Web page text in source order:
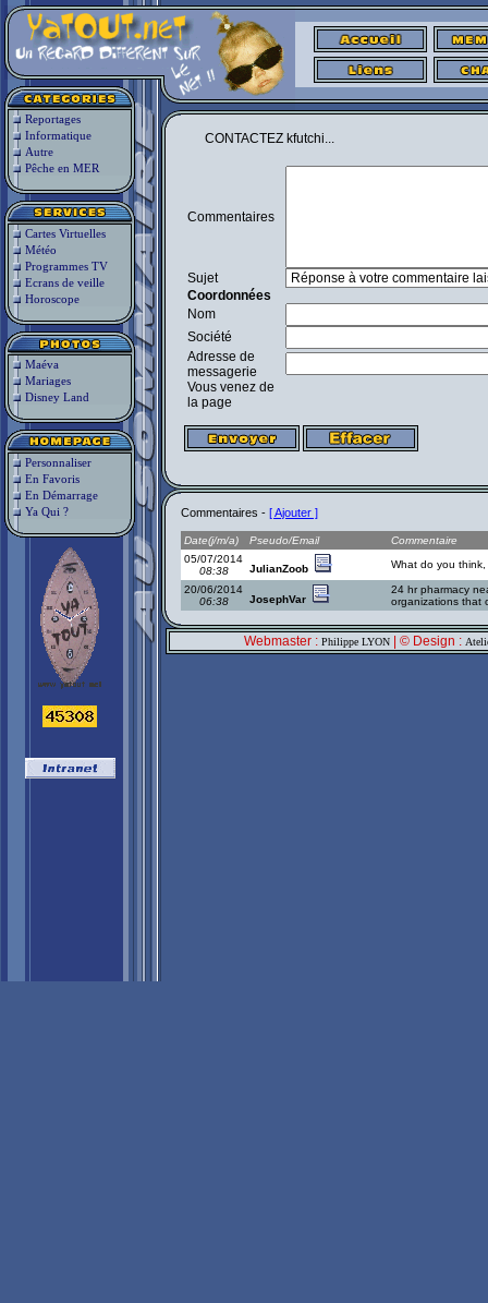
Reportages
Informatique
Autre
Pêche en MER
Cartes Virtuelles
Météo
Programmes TV
Ecrans de veille
Horoscope
Maéva
Mariages
Disney Land
Personnaliser
En Favoris
En Démarrage
Ya Qui ?
CONTACTEZ kfutchi...
Commentaires
Sujet
Coordonnées
Nom
Société
Adresse de
messagerie
Vous venez de
la page
Commentaires - [ Ajouter ]
Date(j/m/a) Pseudo/Email
Commentaire
05/07/2014
08:38
JulianZoob What do you think,
20/06/2014
06:38
JosephVar
24 hr pharmacy
organizations that
Webmaster : Philippe LYON | © Design :